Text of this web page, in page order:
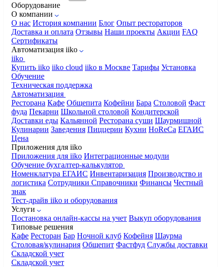
Оборудование
О компании
О нас История компании Блог Опыт рестораторов
Доставка и оплата Отзывы Наши проекты Акции FAQ
Сертификаты
Автоматизация iiko
iiko
Купить iiko iiko cloud iiko в Москве Тарифы Установка
Обучение
Техническая поддержка
Автоматизация
Ресторана Кафе Общепита Кофейни Бара Столовой Фаст
фуда Пекарни Школьной столовой Кондитерской
Доставки еды Кальянной Ресторана суши Шаурмишной
Кулинарии Заведения Пиццерии Кухни HoReCa ЕГАИС
Цена
Приложения для iiko
Приложения для iiko Интеграционные модули
Обучение бухгалтер-калькулятор
Номенклатура ЕГАИС Инвентаризация Производство и
логистика Сотрудники Справочники Финансы Честный
знак
Тест-драйв iiko и оборудования
Услуги
Постановка онлайн-кассы на учет Выкуп оборудования
Типовые решения
Кафе Ресторан Бар Ночной клуб Кофейня Шаурма
Столовая/кулинария Общепит Фастфуд Службы доставки
Складской учет
Складской учет